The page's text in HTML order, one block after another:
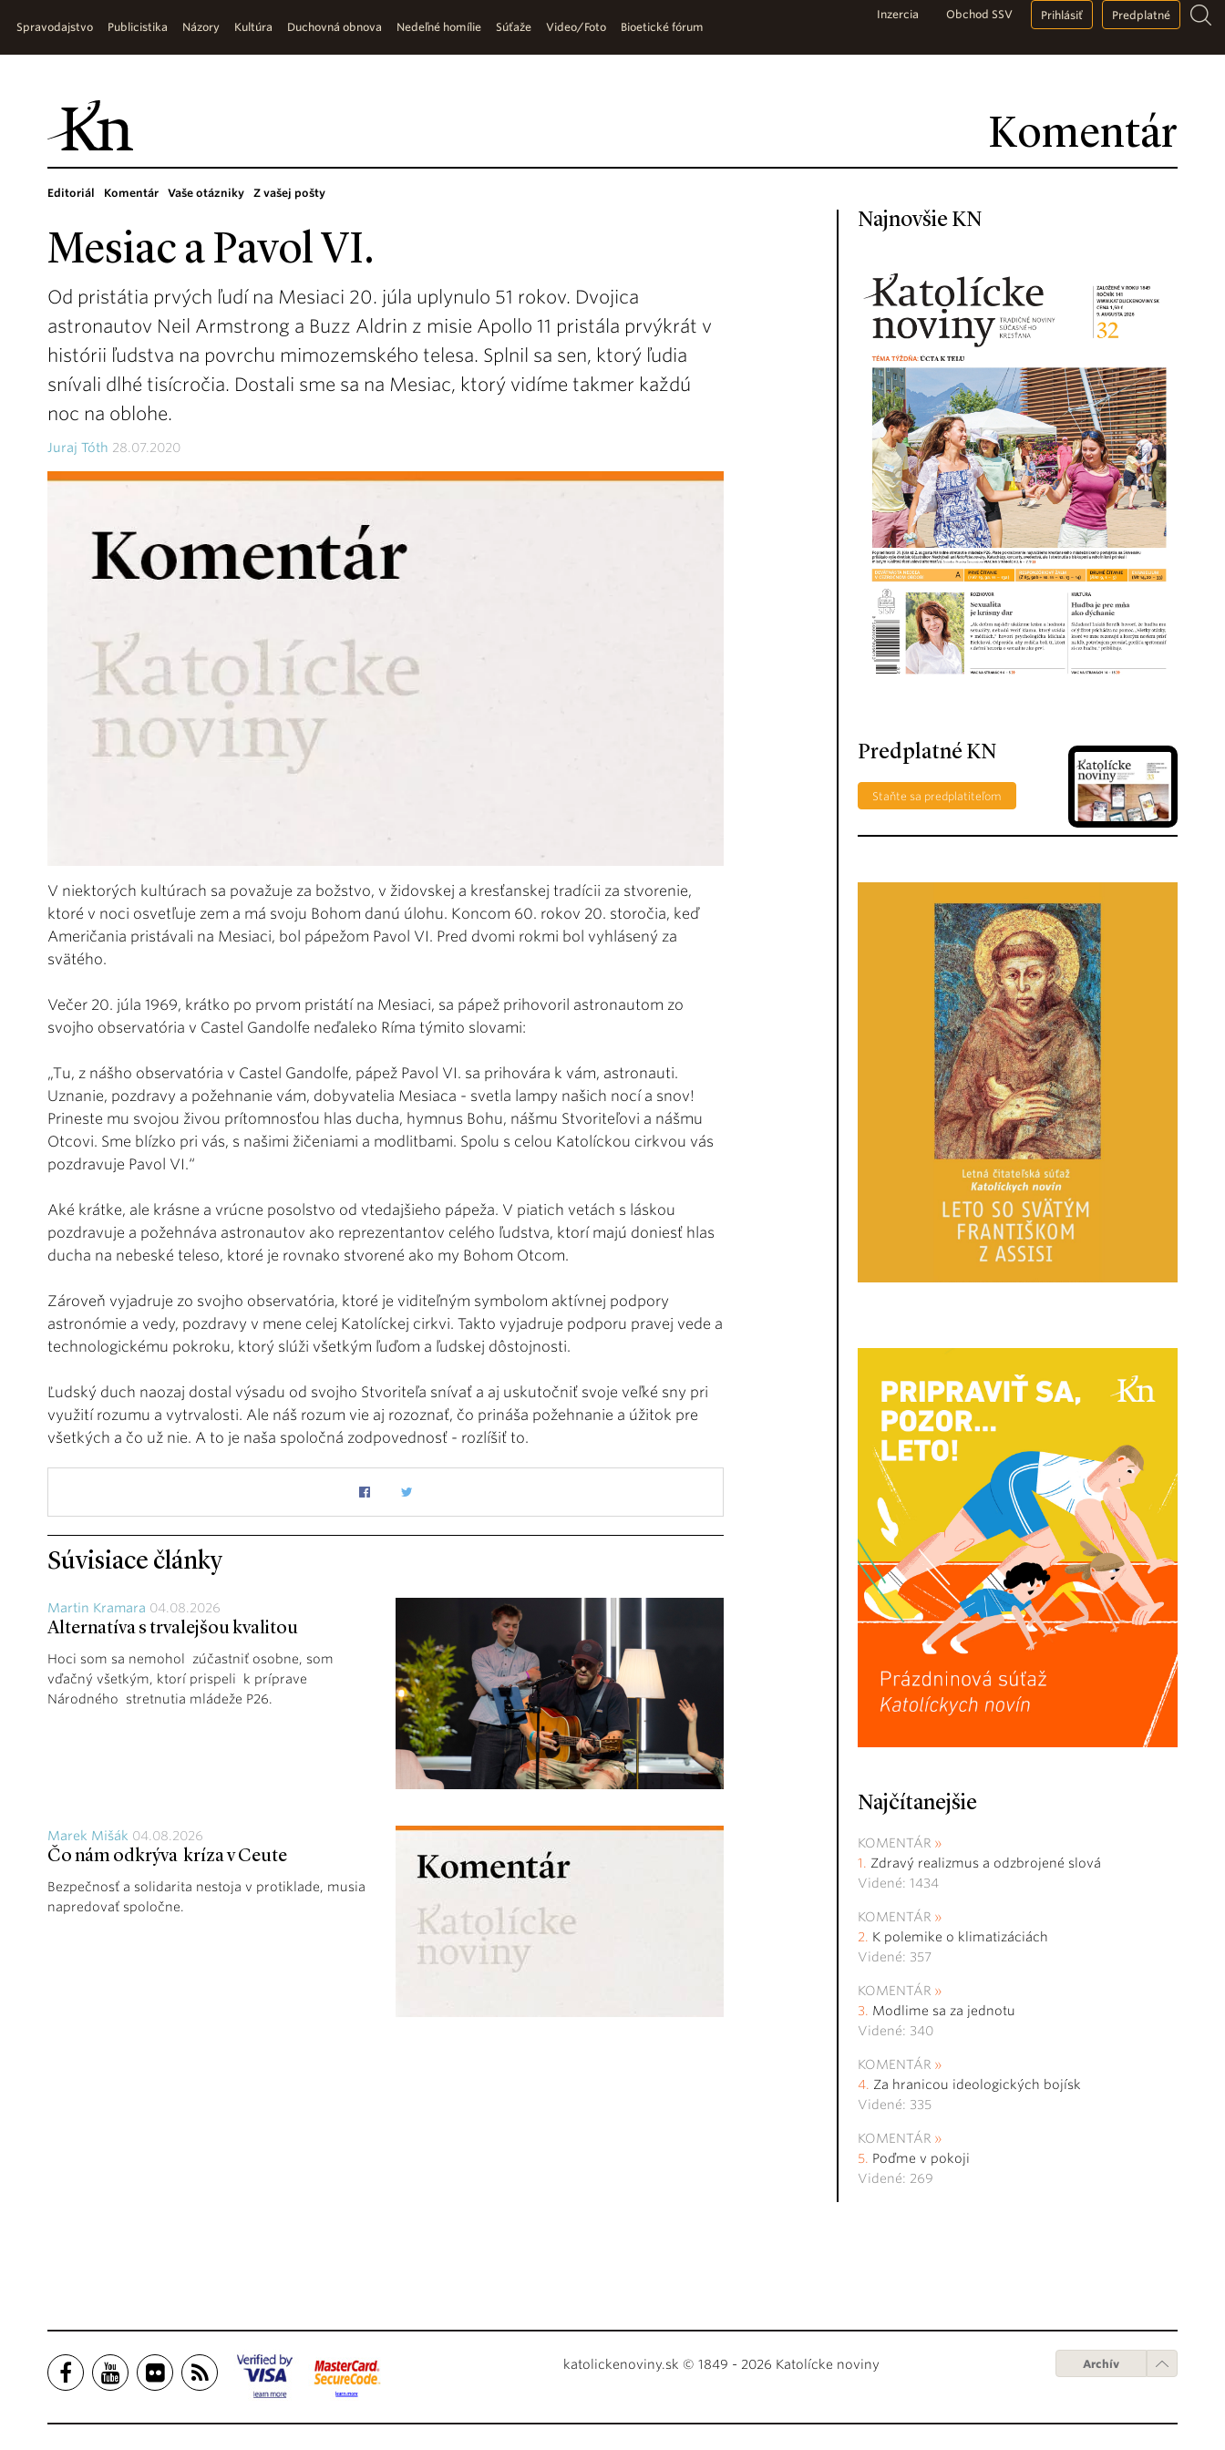
Komentár
Spravodajstvo Publicistika Názory Kultúra Duchovná obnova Nedeľné homílie Súťaže Video/Foto Bioetické fórum
Inzercia Obchod SSV Prihlásiť Predplatné
Editoriál Komentár Vaše otázniky Z vašej pošty
Mesiac a Pavol VI.
Od pristátia prvých ľudí na Mesiaci 20. júla uplynulo 51 rokov. Dvojica
astronautov Neil Armstrong a Buzz Aldrin z misie Apollo 11 pristála prvýkrát v
histórii ľudstva na povrchu mimozemského telesa. Splnil sa sen, ktorý ľudia
snívali dlhé tisícročia. Dostali sme sa na Mesiac, ktorý vidíme takmer každú
noc na oblohe.
Juraj Tóth 28.07.2020
V niektorých kultúrach sa považuje za božstvo, v židovskej a kresťanskej tradícii za stvorenie,
ktoré v noci osvetľuje zem a má svoju Bohom danú úlohu. Koncom 60. rokov 20. storočia, keď
Američania pristávali na Mesiaci, bol pápežom Pavol VI. Pred dvomi rokmi bol vyhlásený za
svätého.
Večer 20. júla 1969, krátko po prvom pristátí na Mesiaci, sa pápež prihovoril astronautom zo
svojho observatória v Castel Gandolfe neďaleko Ríma týmito slovami:
„Tu, z nášho observatória v Castel Gandolfe, pápež Pavol VI. sa prihovára k vám, astronauti.
Uznanie, pozdravy a požehnanie vám, dobyvatelia Mesiaca - svetla lampy našich nocí a snov!
Prineste mu svojou živou prítomnosťou hlas ducha, hymnus Bohu, nášmu Stvoriteľovi a nášmu
Otcovi. Sme blízko pri vás, s našimi žičeniami a modlitbami. Spolu s celou Katolíckou cirkvou vás
pozdravuje Pavol VI.“
Aké krátke, ale krásne a vrúcne posolstvo od vtedajšieho pápeža. V piatich vetách s láskou
pozdravuje a požehnáva astronautov ako reprezentantov celého ľudstva, ktorí majú doniesť hlas
ducha na nebeské teleso, ktoré je rovnako stvorené ako my Bohom Otcom.
Zároveň vyjadruje zo svojho observatória, ktoré je viditeľným symbolom aktívnej podpory
astronómie a vedy, pozdravy v mene celej Katolíckej cirkvi. Takto vyjadruje podporu pravej vede a
technologickému pokroku, ktorý slúži všetkým ľuďom a ľudskej dôstojnosti.
Ľudský duch naozaj dostal výsadu od svojho Stvoriteľa snívať a aj uskutočniť svoje veľké sny pri
využití rozumu a vytrvalosti. Ale náš rozum vie aj rozoznať, čo prináša požehnanie a úžitok pre
všetkých a čo už nie. A to je naša spoločná zodpovednosť - rozlíšiť to.
Súvisiace články
Martin Kramara 04.08.2026
Alternatíva s trvalejšou kvalitou
Hoci som sa nemohol zúčastniť osobne, som
vďačný všetkým, ktorí prispeli k príprave
Národného stretnutia mládeže P26.
Marek Mišák 04.08.2026
Čo nám odkrýva kríza v Ceute
Bezpečnosť a solidarita nestoja v protiklade, musia
napredovať spoločne.
Najnovšie KN
Predplatné KN
Staňte sa predplatiteľom
Najčítanejšie
KOMENTÁR
Zdravý realizmus a odzbrojené slová
Videné: 1434
KOMENTÁR
K polemike o klimatizáciách
Videné: 357
KOMENTÁR
Modlime sa za jednotu
Videné: 340
KOMENTÁR
Za hranicou ideologických bojísk
Videné: 335
KOMENTÁR
Poďme v pokoji
Videné: 269
katolickenoviny.sk © 1849 - 2026 Katolícke noviny Archív